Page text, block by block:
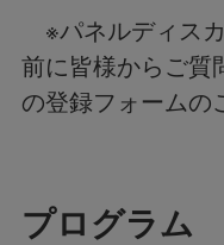
※パネルディス
前に皆様からご質
の登録フォームの
プログラム